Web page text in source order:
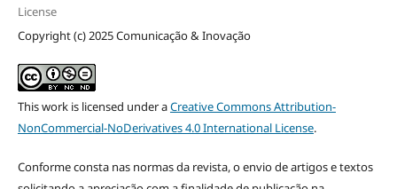
License
Copyright (c) 2025 Comunicação & Inovação
This work is licensed under aCreative Commons Attribution-
NonCommercial-NoDerivatives 4.0 International License.
Conforme consta nas normas da revista, o envio de artigos e textos